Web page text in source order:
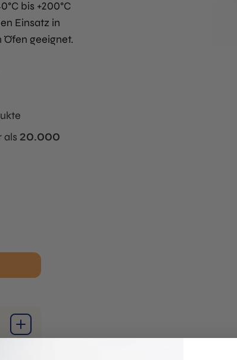
bis +200°C
Einsatz in
geeignet.
als 20.000